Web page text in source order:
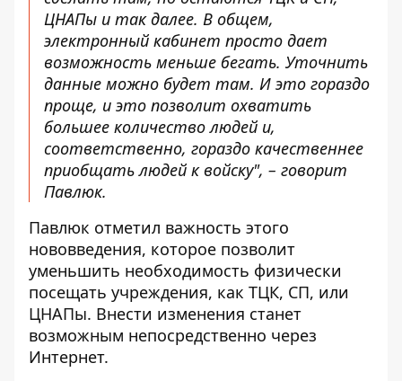
ЦНАПы и так далее. В общем,
электронный кабинет просто дает
возможность меньше бегать. Уточнить
данные можно будет там. И это гораздо
проще, и это позволит охватить
большее количество людей и,
соответственно, гораздо качественнее
приобщать людей к войску", – говорит
Павлюк.
Павлюк отметил важность этого
нововведения, которое позволит
уменьшить необходимость физически
посещать учреждения, как ТЦК, СП, или
ЦНАПы. Внести изменения станет
возможным непосредственно через
Интернет.